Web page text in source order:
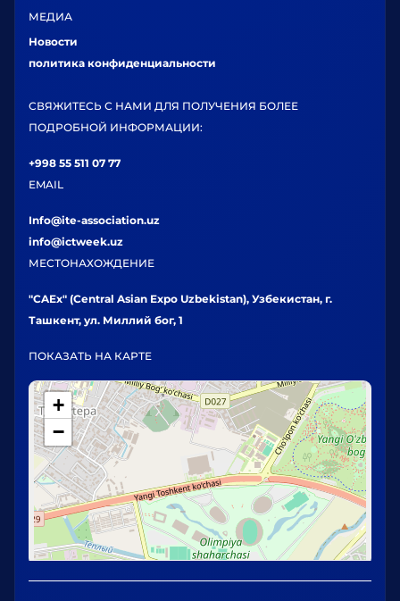
МЕДИА
Новости
политика конфиденциальности
СВЯЖИТЕСЬ С НАМИ ДЛЯ ПОЛУЧЕНИЯ БОЛЕЕ
ПОДРОБНОЙ ИНФОРМАЦИИ:
+998 55 511 07 77
EMAIL
Info@ite-association.uz
info@ictweek.uz
МЕСТОНАХОЖДЕНИЕ
"CAEx" (Central Asian Expo Uzbekistan), Узбекистан, г.
Ташкент, ул. Миллий бог, 1
ПОКАЗАТЬ НА КАРТЕ
+
−